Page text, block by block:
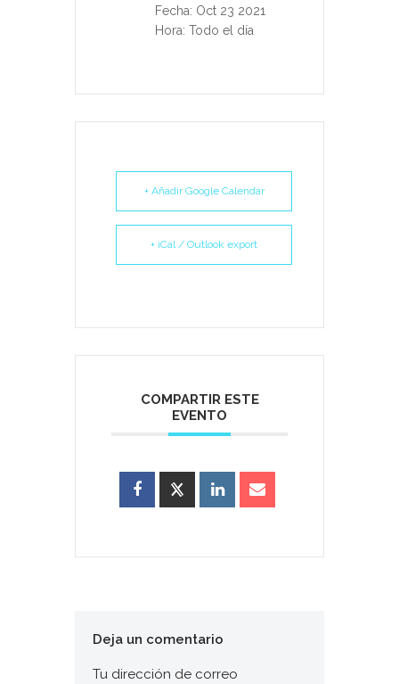
Fecha: Oct 23 2021
Hora: Todo el día
+ Añadir Google Calendar
+ iCal / Outlook export
COMPARTIR ESTE
EVENTO
Deja un comentario
Tu dirección de correo